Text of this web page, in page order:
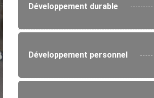
Développement durable
Développement personnel